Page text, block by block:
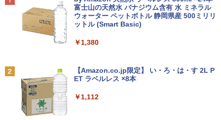
￥7,990
￥5,990
[Explicit]
￥250
[Explicit]
富士山の天然水 バナジウム含有 水 ミネラル
ウォーター ペットボトル 静岡県産 500ミリリ
ットル (Smart Basic)
￥1,380
【Amazon.co.jp限定】 い・ろ・は・す 2L P
ET ラベルレス ×8本
￥1,112